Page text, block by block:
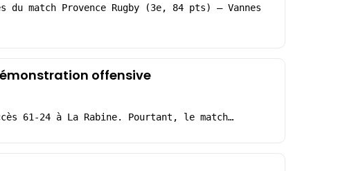
du match Provence Rugby (3e, 84 pts) – Vannes
offensive
61-24 à La Rabine. Pourtant, le match…